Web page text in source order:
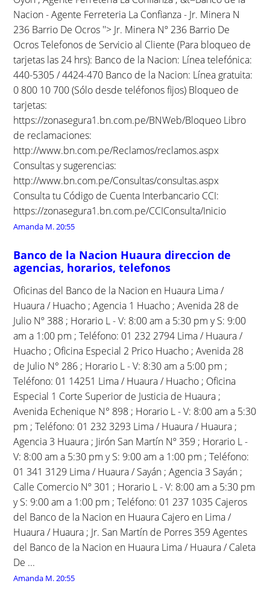
Nacion - Agente Ferreteria La Confianza - Jr. Minera N
236 Barrio De Ocros ''> Jr. Minera Nº 236 Barrio De
Ocros Telefonos de Servicio al Cliente (Para bloqueo de
tarjetas las 24 hrs): Banco de la Nacion: Línea telefónica:
440-5305 / 4424-470 Banco de la Nacion: Línea gratuita:
0 800 10 700 (Sólo desde teléfonos fijos) Bloqueo de
tarjetas:
https://zonasegura1.bn.com.pe/BNWeb/Bloqueo Libro
de reclamaciones:
http://www.bn.com.pe/Reclamos/reclamos.aspx
Consultas y sugerencias:
http://www.bn.com.pe/Consultas/consultas.aspx
Consulta tu Código de Cuenta Interbancario CCI:
https://zonasegura1.bn.com.pe/CCIConsulta/Inicio
Amanda M. 20:55
Banco de la Nacion Huaura direccion de
agencias, horarios, telefonos
Oficinas del Banco de la Nacion en Huaura Lima /
Huaura / Huacho ; Agencia 1 Huacho ; Avenida 28 de
Julio Nº 388 ; Horario L - V: 8:00 am a 5:30 pm y S: 9:00
am a 1:00 pm ; Teléfono: 01 232 2794 Lima / Huaura /
Huacho ; Oficina Especial 2 Prico Huacho ; Avenida 28
de Julio N° 286 ; Horario L - V: 8:30 am a 5:00 pm ;
Teléfono: 01 14251 Lima / Huaura / Huacho ; Oficina
Especial 1 Corte Superior de Justicia de Huaura ;
Avenida Echenique N° 898 ; Horario L - V: 8:00 am a 5:30
pm ; Teléfono: 01 232 3293 Lima / Huaura / Huaura ;
Agencia 3 Huaura ; Jirón San Martín Nº 359 ; Horario L -
V: 8:00 am a 5:30 pm y S: 9:00 am a 1:00 pm ; Teléfono:
01 341 3129 Lima / Huaura / Sayán ; Agencia 3 Sayán ;
Calle Comercio Nº 301 ; Horario L - V: 8:00 am a 5:30 pm
y S: 9:00 am a 1:00 pm ; Teléfono: 01 237 1035 Cajeros
del Banco de la Nacion en Huaura Cajero en Lima /
Huaura / Huaura ; Jr. San Martín de Porres 359 Agentes
del Banco de la Nacion en Huaura Lima / Huaura / Caleta
De ...
Amanda M. 20:55